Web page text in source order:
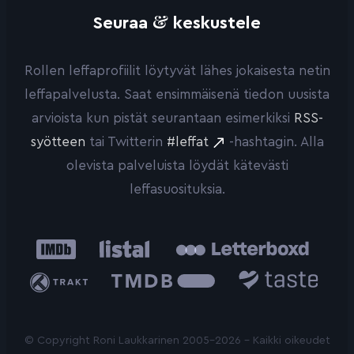
Seuraa & keskustele
Rollen leffaprofiilit löytyvät lähes jokaisesta netin
leffapalvelusta. Saat ensimmäisenä tiedon uusista
arvioista kun pistät seurantaan esimerkiksi RSS-
syötteen tai Twitterin #leffat
-hashtagin. Alla
olevista palveluista löydät kätevästi
leffasuosituksia.
IMDb Listal
Trakt
Database
© Copyright Roni Laukkarinen 2005-2026 - Kaikki oikeudet